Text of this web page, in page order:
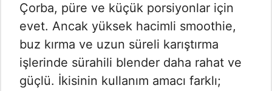
Çorba, püre ve küçük porsiyonlar için
evet. Ancak yüksek hacimli smoothie,
buz kırma ve uzun süreli karıştırma
işlerinde sürahili blender daha rahat ve
güçlü. İkisinin kullanım amacı farklı;